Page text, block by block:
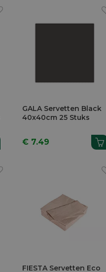
GALA Servetten Black
40x40cm 25 Stuks
€ 7.49
FIESTA Servetten Eco